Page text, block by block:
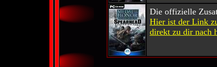
Die offizielle
Hier ist der Link
direkt zu dir nach